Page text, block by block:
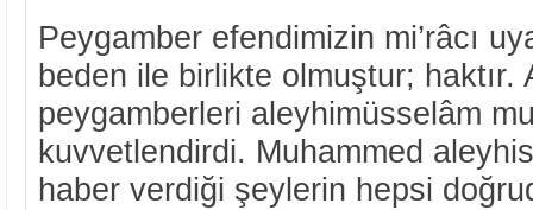
Peygamber efendimizin mi’râcı
beden ile birlikte olmuştur; haktır.
peygamberleri aleyhimüsselâm
kuvvetlendirdi. Muhammed
haber verdiği şeylerin hepsi